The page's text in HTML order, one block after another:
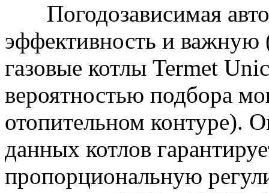
Погодозависимая
эффективность и
газовые котлы Termet
вероятностью подбора
отопительном контуре).
данных котлов
пропорциональную